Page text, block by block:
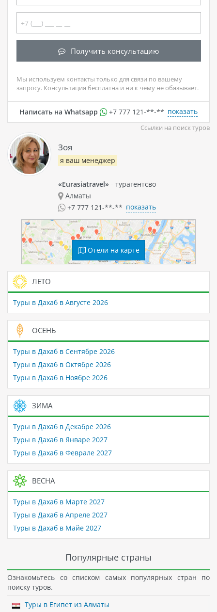
Получить консультацию
Мы используем контакты только для связи по вашему
запросу. Консультация бесплатна и ни к чему не обязывает.
Написать на Whatsapp +7 777 121-**-** показать
Ссылки на поиск туров
Зоя
я ваш менеджер
«Eurasiatravel» - турагентсво
Алматы
+7 777 121-**-** показать
Отели на карте
ЛЕТО
Туры в Дахаб в Августе 2026
ОСЕНЬ
Туры в Дахаб в Сентябре 2026
Туры в Дахаб в Октябре 2026
Туры в Дахаб в Ноябре 2026
ЗИМА
Туры в Дахаб в Декабре 2026
Туры в Дахаб в Январе 2027
Туры в Дахаб в Феврале 2027
ВЕСНА
Туры в Дахаб в Марте 2027
Туры в Дахаб в Апреле 2027
Туры в Дахаб в Майе 2027
Популярные страны
Ознакомьтесь со списком самых популярных стран по
поиску туров.
Туры в Египет из Алматы